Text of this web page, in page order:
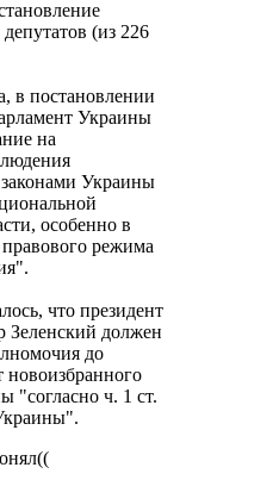
(из 226
в постановлении
Украины
на
Украины
особенно в
режима
что президент
должен
до
новоизбранного
"согласно ч. 1 ст.